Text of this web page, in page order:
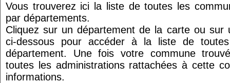
Vous trouverez ici la liste de toutes les
par départements.
Cliquez sur un département de la carte ou sur
ci-dessous pour accéder à la liste de
département. Une fois votre commune
toutes les administrations rattachées à cette
informations.